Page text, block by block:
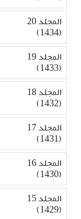
المجلد 20
(1434)
المجلد 19
(1433)
المجلد 18
(1432)
المجلد 17
(1431)
المجلد 16
(1430)
المجلد 15
(1429)